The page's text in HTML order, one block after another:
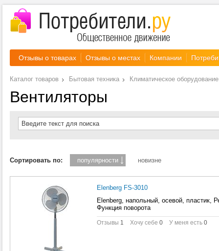
Отзывы о товарах Отзывы о местах Компании
Каталог товаров Бытовая техника Климатическое оборудование
Вентиляторы
Введите текст для поиска
Сортировать по: популярности новизне
Elenberg FS-3010
Elenberg, напольный, осевой, пластик,
Функция поворота
Отзывы 1 Хочу себе 0 У меня есть 0